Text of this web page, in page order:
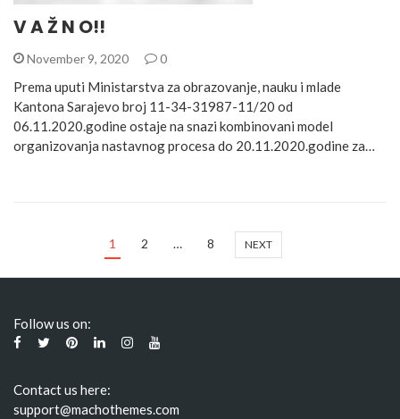
V A Ž N O!!
November 9, 2020 0
Prema uputi Ministarstva za obrazovanje, nauku i mlade
Kantona Sarajevo broj 11-34-31987-11/20 od
06.11.2020.godine ostaje na snazi kombinovani model
organizovanja nastavnog procesa do 20.11.2020.godine za…
1 2 … 8 NEXT
Follow us on:
Contact us here:
support@machothemes.com